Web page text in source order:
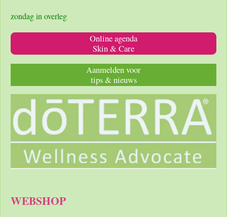
zondag in overleg
Online agenda
Skin & Care
Aanmelden voor
tips & nieuws
WEBSHOP